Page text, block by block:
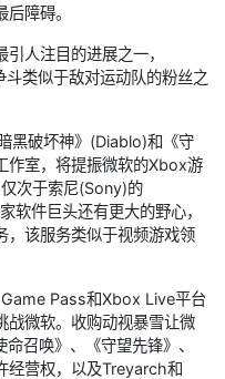
障碍。
人注目的进展之一，
类似于敌对运动队的粉丝之
黑破坏神》(Diablo)和《守
室，将提振微软的Xbox游
次于索尼(Sony)的
件巨头还有更大的野心，
，该服务类似于视频游戏领
Pass和Xbox Live平台
战微软。收购动视暴雪让微
召唤》、《守望先锋》、
经营权，以及Treyarch和